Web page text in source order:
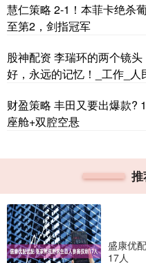
慧仁策略 2-1！本菲卡绝杀
至第2，剑指冠军
股神配资 李瑞环的两个镜
好，永远的记忆！_工作_人
财盈策略 丰田又要出爆款?
座舱+双腔空悬
盛康优
17人